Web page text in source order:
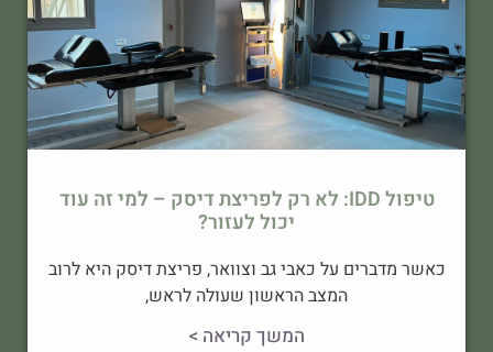
טיפול IDD: לא רק לפריצת דיסק – למי זה עוד
יכול לעזור?
כאשר מדברים על כאבי גב וצוואר, פריצת דיסק היא לרוב
המצב הראשון שעולה לראש,
המשך קריאה >